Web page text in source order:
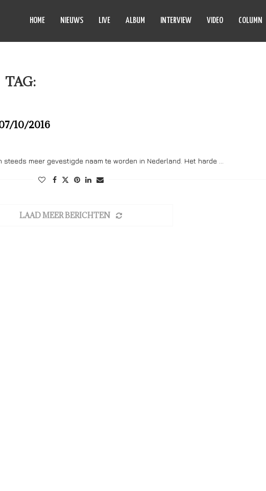
HOME NIEUWS LIVE ALBUM INTERVIEW VIDEO COLUMN
TAG:
10/2016
meer gevestigde naam te worden in Nederland. Het harde …
LAAD MEER BERICHTEN